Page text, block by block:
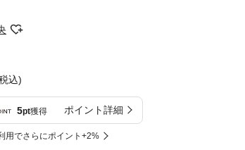
込)
5pt獲得 ポイント詳細
用でさらにポイント+2%